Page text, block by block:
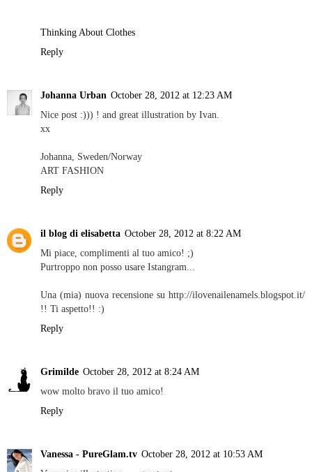
Thinking About Clothes
Reply
Johanna Urban October 28, 2012 at 12:23 AM
Nice post :))) ! and great illustration by Ivan.
xx
Johanna, Sweden/Norway
ART FASHION
Reply
il blog di elisabetta October 28, 2012 at 8:22 AM
Mi piace, complimenti al tuo amico! ;)
Purtroppo non posso usare Istangram...
Una (mia) nuova recensione su http://ilovenailenamels.blogspot.it/
!! Ti aspetto!! :)
Reply
Grimilde October 28, 2012 at 8:24 AM
wow molto bravo il tuo amico!
Reply
Vanessa - PureGlam.tv October 28, 2012 at 10:53 AM